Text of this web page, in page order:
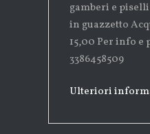
gamberi e
in guazzetto
15,00 Per info
3386458509
Ulteriori